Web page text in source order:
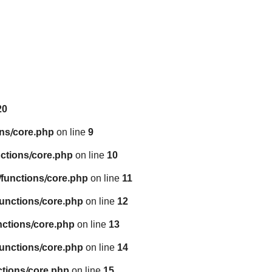
core.php on line 9
core.php on line 10
core.php on line 11
core.php on line 12
core.php on line 13
core.php on line 14